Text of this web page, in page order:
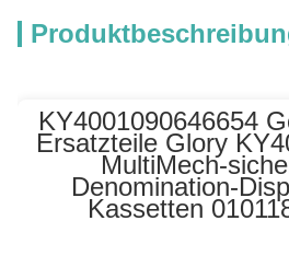
KY4001090646654
Ersatzteile Glory
MultiMech-
Denomination-
Kassetten